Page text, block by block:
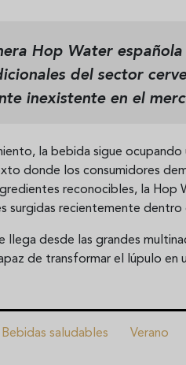
Hop Water
del sector
inexistente en el
la bebida sigue ocupando
donde los consumidores
reconocibles, la Hop
surgidas recientemente
llega desde las grandes
de transformar el lúpulo en
Bebidas saludables Verano